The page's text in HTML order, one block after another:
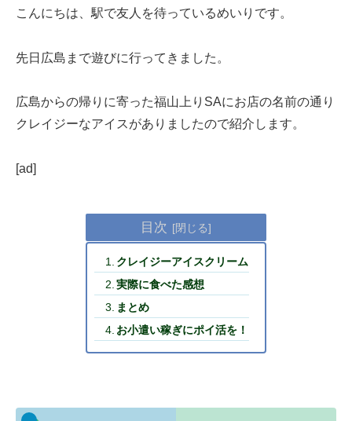
こんにちは、駅で友人を待っているめいりです。
先日広島まで遊びに行ってきました。
広島からの帰りに寄った福山上りSAにお店の名前の通り
クレイジーなアイスがありましたので紹介します。
[ad]
目次
クレイジーアイスクリーム
実際に食べた感想
まとめ
お小遣い稼ぎにポイ活を！